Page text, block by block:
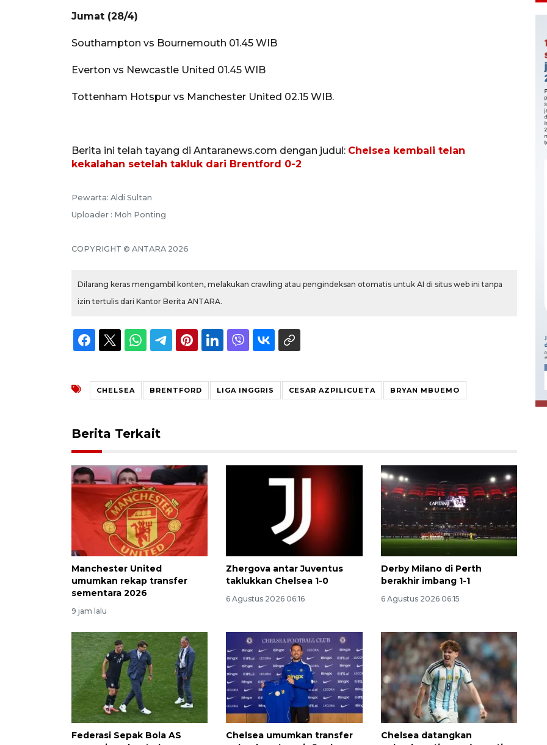
Jumat (28/4)
Southampton vs Bournemouth 01.45 WIB
Everton vs Newcastle United 01.45 WIB
Tottenham Hotspur vs Manchester United 02.15 WIB.
Berita ini telah tayang di Antaranews.com dengan judul: Chelsea kembali telan
kekalahan setelah takluk dari Brentford 0-2
Pewarta: Aldi Sultan
Uploader : Moh Ponting
COPYRIGHT © ANTARA 2026
Dilarang keras mengambil konten, melakukan crawling atau pengindeksan otomatis untuk AI di situs web ini tanpa
izin tertulis dari Kantor Berita ANTARA.
CHELSEA BRENTFORD LIGA INGGRIS CESAR AZPILICUETA BRYAN MBUEMO
Berita Terkait
Manchester United
umumkan rekap transfer
sementara 2026
9 jam lalu
Zhergova antar Juventus
taklukkan Chelsea 1-0
6 Agustus 2026 06:16
Derby Milano di Perth
berakhir imbang 1-1
6 Agustus 2026 06:15
Federasi Sepak Bola AS
Chelsea umumkan transfer
Chelsea datangkan
2026-08-06 18:45:00